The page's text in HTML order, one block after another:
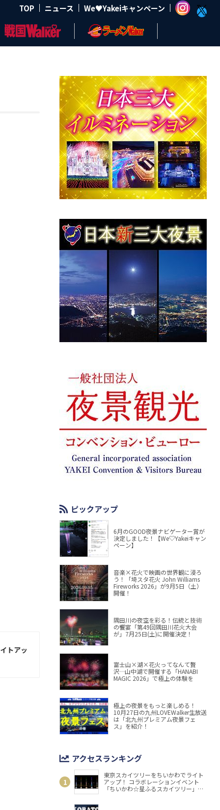
TOP ニュース We♥Yakeiキャンペーン
トアッ
ピックアップ
6月のGOOD夜景ナビゲーター賞が
決定しました！【We♡Yakeiキャン
ペーン】
音楽×花火で映画の世界観に浸ろ
う！「埼スタ花火 John Williams
Fireworks 2026」が9月5日（土）
開催！
隅田川の夜空を彩る！伝統と技術
の饗宴「第49回隅田川花火大会
が」7月25日(土)に開催決定！
富士山×湖×花火ってなんて贅
沢…山中湖で開催する「HANABI
MAGIC 2026」で極上の体験を
極上の夜景をもっと楽しめる！
10月27日の九州LOVEWalker生放送
は「北九州プレミアム夜景フェ
ス」を紹介！
アクセスランキング
東京スカイツリーをちいかわでライト
アップ！ コラボレーションイベント
「ちいかわ☆星ふるスカイツリー」開